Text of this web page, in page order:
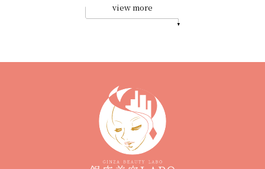
view more